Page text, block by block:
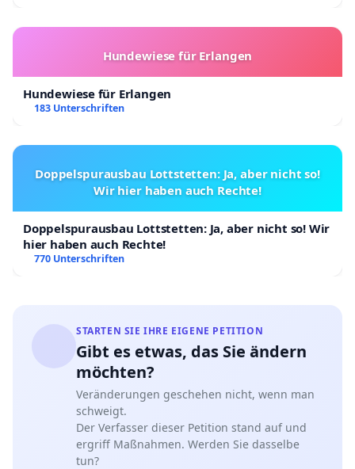
Hundewiese für Erlangen
Hundewiese für Erlangen
183 Unterschriften
Doppelspurausbau Lottstetten: Ja, aber nicht so!
Wir hier haben auch Rechte!
Doppelspurausbau Lottstetten: Ja, aber nicht so! Wir
hier haben auch Rechte!
770 Unterschriften
STARTEN SIE IHRE EIGENE PETITION
Gibt es etwas, das Sie ändern
möchten?
Veränderungen geschehen nicht, wenn man
schweigt.
Der Verfasser dieser Petition stand auf und
ergriff Maßnahmen. Werden Sie dasselbe
tun?